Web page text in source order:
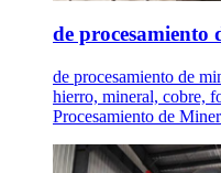
de procesamiento
de procesamiento de
hierro, mineral, cobre,
Procesamiento de